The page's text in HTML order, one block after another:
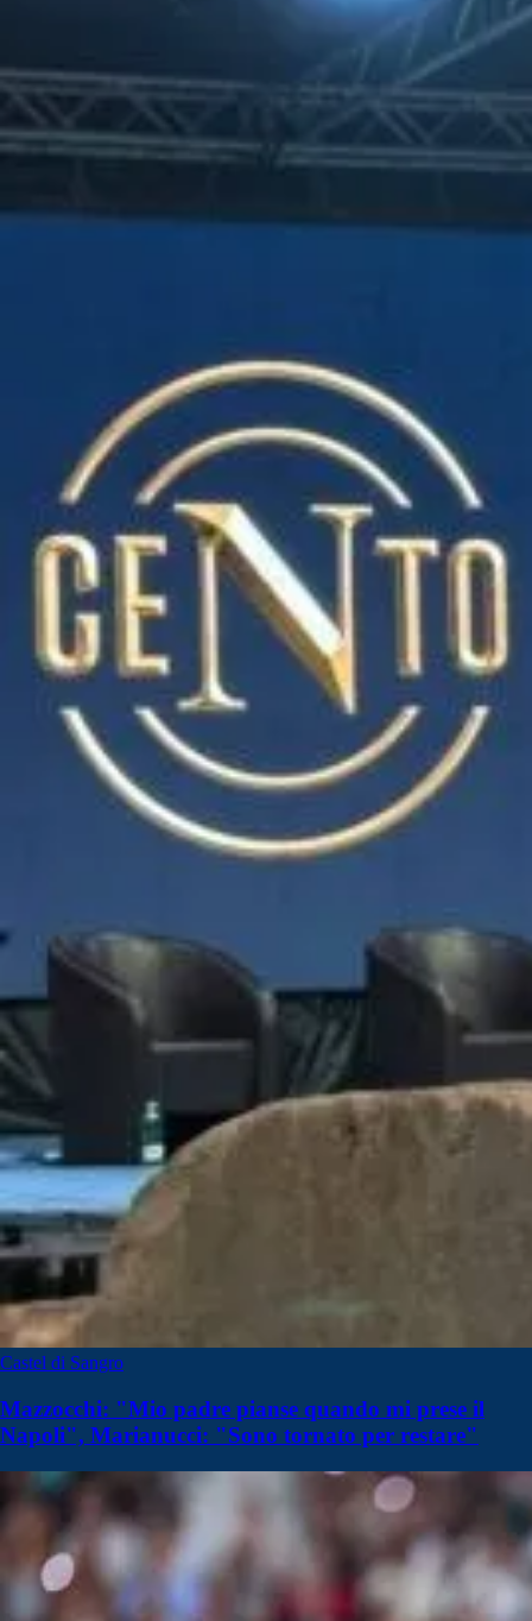
Castel di Sangro
Mazzocchi: "Mio padre pianse quando mi prese il
Napoli", Marianucci: "Sono tornato per restare"